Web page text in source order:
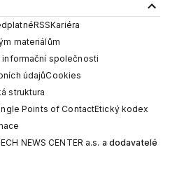
RSSKariéra
materiálům
společnosti
údajůCookies
struktura
Points of ContactEtický kodex
NEWS CENTER a.s. a dodavatelé